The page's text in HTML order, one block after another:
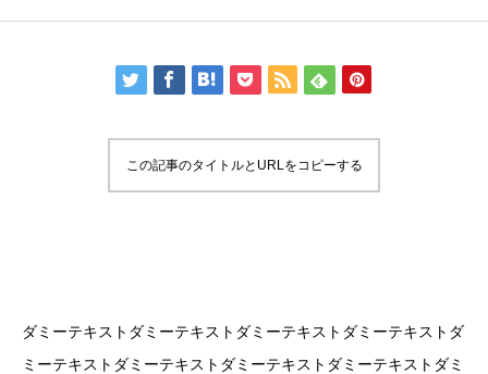
この記事のタイトルとURLをコピーする
ダミーテキストダミーテキストダミーテキストダミーテキストダ
ミーテキストダミーテキストダミーテキストダミーテキストダミ